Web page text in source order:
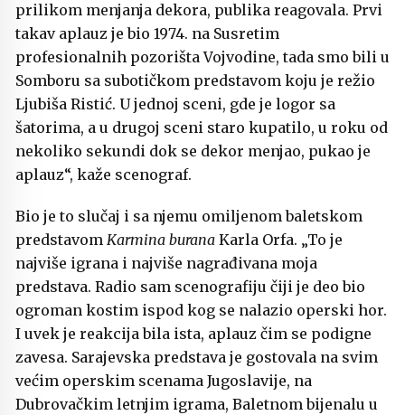
prilikom menjanja dekora, publika reagovala. Prvi
takav aplauz je bio 1974. na Susretim
profesionalnih pozorišta Vojvodine, tada smo bili u
Somboru sa subotičkom predstavom koju je režio
Ljubiša Ristić. U jednoj sceni, gde je logor sa
šatorima, a u drugoj sceni staro kupatilo, u roku od
nekoliko sekundi dok se dekor menjao, pukao je
aplauz“, kaže scenograf.
Bio je to slučaj i sa njemu omiljenom baletskom
predstavom Karmina burana Karla Orfa. „To je
najviše igrana i najviše nagrađivana moja
predstava. Radio sam scenografiju čiji je deo bio
ogroman kostim ispod kog se nalazio operski hor.
I uvek je reakcija bila ista, aplauz čim se podigne
zavesa. Sarajevska predstava je gostovala na svim
većim operskim scenama Jugoslavije, na
Dubrovačkim letnjim igrama, Baletnom bijenalu u